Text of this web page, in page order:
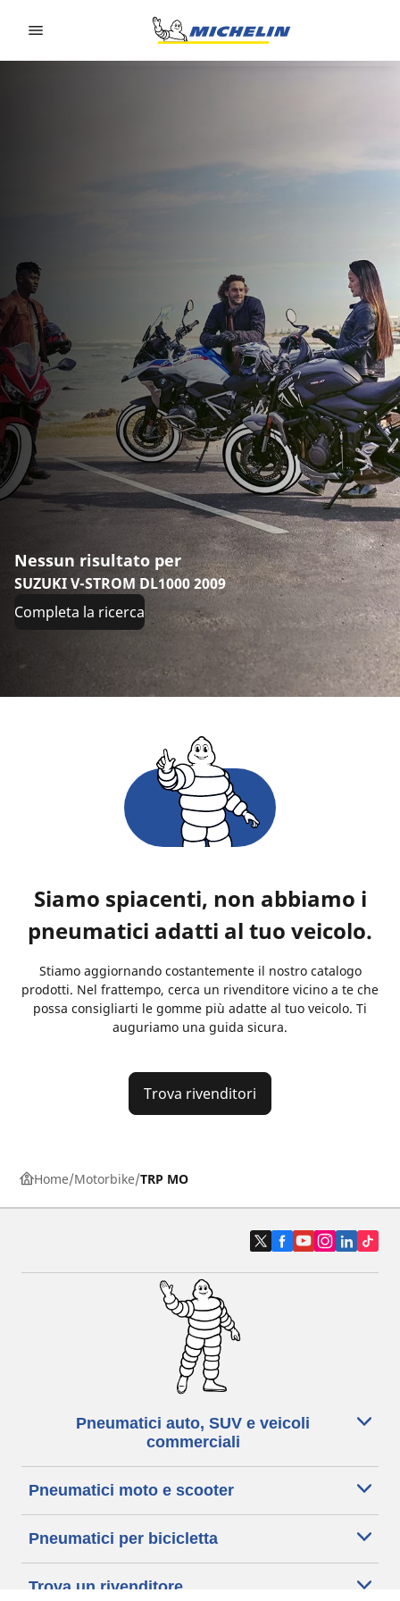
Nessun risultato per
SUZUKI V-STROM DL1000 2009
Completa la ricerca
Siamo spiacenti, non abbiamo i
pneumatici adatti al tuo veicolo.
Stiamo aggiornando costantemente il nostro catalogo
prodotti. Nel frattempo, cerca un rivenditore vicino a te che
possa consigliarti le gomme più adatte al tuo veicolo. Ti
auguriamo una guida sicura.
Trova rivenditori
Home Motorbike TRP MO
Pneumatici auto, SUV e veicoli
commerciali
Pneumatici moto e scooter
Pneumatici per bicicletta
Trova un rivenditore